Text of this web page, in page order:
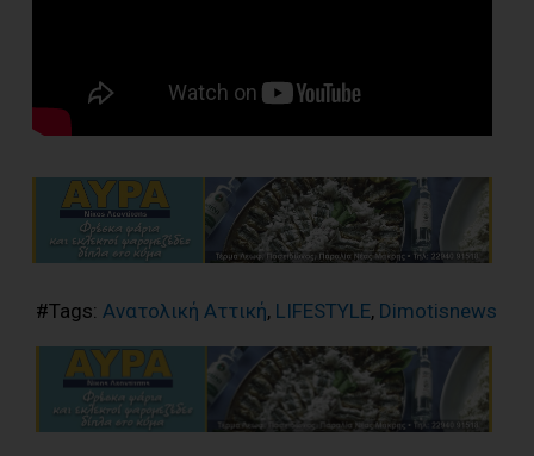
#Tags: Ανατολική Αττική, LIFESTYLE, Dimotisnews